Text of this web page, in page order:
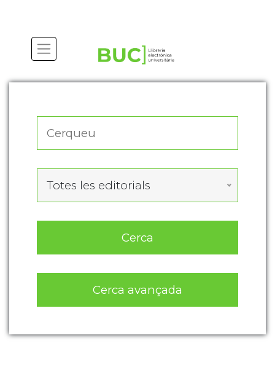
Totes les editorials
Cerca
Cerca avançada